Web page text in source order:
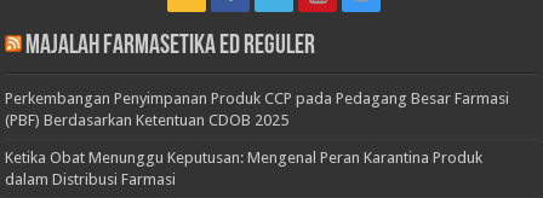
Majalah Farmasetika Ed Reguler
Perkembangan Penyimpanan Produk CCP pada Pedagang Besar Farmasi
(PBF) Berdasarkan Ketentuan CDOB 2025
Ketika Obat Menunggu Keputusan: Mengenal Peran Karantina Produk
dalam Distribusi Farmasi